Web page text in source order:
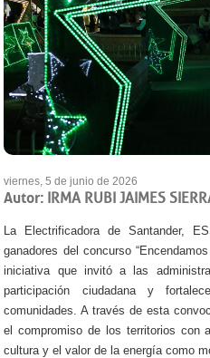
viernes, 5 de junio de 2026
Autor: IRMA RUBI JAIMES
La Electrificadora de Santander,
ganadores del concurso
iniciativa que invitó a las
participación ciudadana y
comunidades. A través de esta
el compromiso de los territorios con
cultura y el valor de la energía como